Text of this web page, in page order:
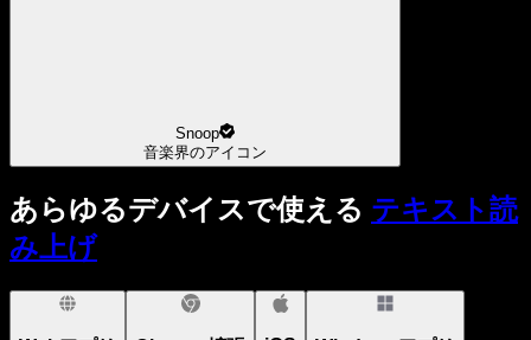
Snoop
音楽界のアイコン
あらゆるデバイスで使える テキスト読
み上げ